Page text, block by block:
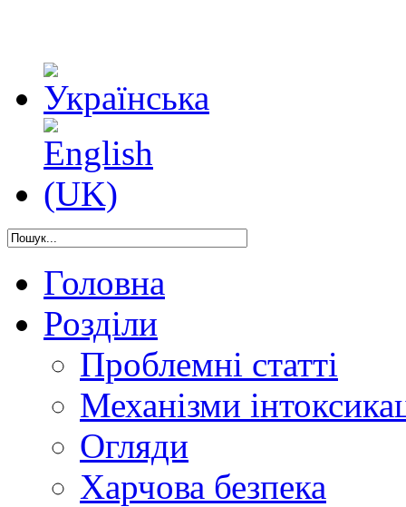
Головна
Розділи
Проблемні статті
Механізми
Огляди
Харчова безпека